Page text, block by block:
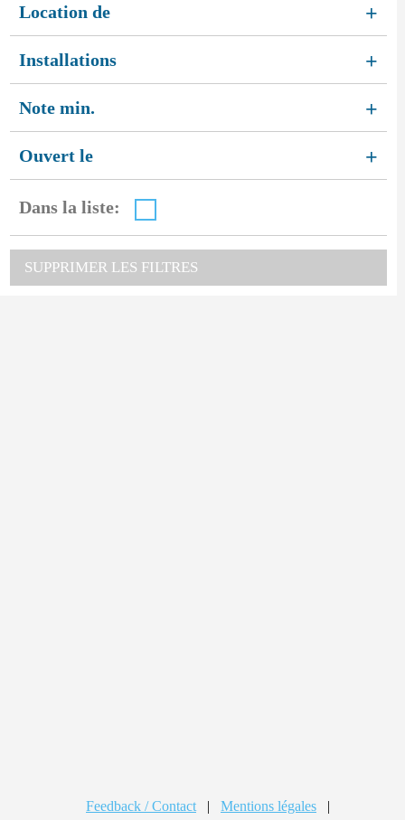
Location de +
Installations +
Note min. +
Ouvert le +
Dans la liste:
SUPPRIMER LES FILTRES
Feedback / Contact | Mentions légales
|